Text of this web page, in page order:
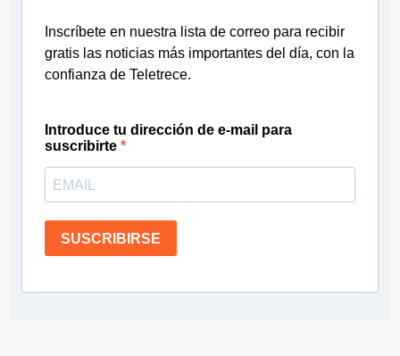
Inscríbete en nuestra lista de correo para recibir
gratis las noticias más importantes del día, con la
confianza de Teletrece.
Introduce tu dirección de e-mail para
suscribirte
SUSCRIBIRSE